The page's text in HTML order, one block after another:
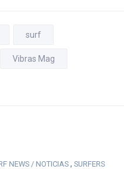
surf
Vibras Mag
NEWS / NOTICIAS , SURFERS